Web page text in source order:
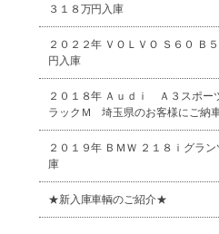
３１８万円入庫
２０２２年 ＶＯＬＶＯ Ｓ６０
円入庫
２０１８年 Ａｕｄｉ Ａ３スポ
ラックＭ 埼玉県のお客様にご納
２０１９年 ＢＭＷ ２１８ｉグ
庫
★新入庫車輌のご紹介★